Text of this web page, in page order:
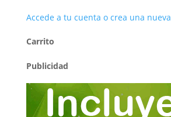
Accede a tu cuenta o crea una nueva
Carrito
Publicidad